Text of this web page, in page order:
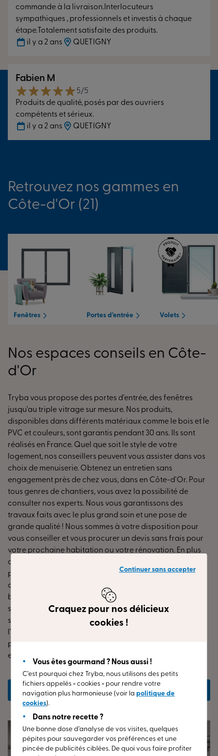
commande à la livraison.Interlocuteurs
sympathiques , professionnels et investis à chaque
étape.Totalement satisfaite des produits.
il y a 2 ans
QUETIGNY
Fabien M
5/5
Produits de qualité, posés par des ouvriers
compétents et sérieux.
il y a 2 ans
QUETIGNY
Retrouvez nos gammes en
Côte-d'Or (21)
Fenêtres Portes d’entrée Volets
Nos espaces conseils en Côte-
d'Or
Tryba vous propose des portes d'entrée, des fenêtres
jusqu'au triple vitrage sur mesure. Nos produits,
disponibles dans différents matériaux comme le bois et le
PVC et couleurs, sont garantis pendant 30 ans. Ils sont
réalisés en France. Quel que soit le style de votre
logement, nos conseillers peuvent vous assister dans vos
choix de menuiserie. Obtenez un entretien sans
engagement près de chez vous, dans en Côte-d'Or. Pour
tous genres de chantiers, vous avez la possibilité de
consulter nos experts. Nous vous garantissons des
travaux faits avec le plus grand soin et une pose de
grande qualité ! Nous sommes à votre disposition pour
vous conseiller et vous procurer un devis sans frais pour
votre prochaine habitation ou votre rénovation. En plus
de nos différentes gammes de produits, Tryba vous
propose une personnalisation à l’aide d’accessoires
contemporains ou traditionnels pour customiser
beaucoup plus vos fenêtres et portes d'entrée. Avec les
solutions de décoration que nous vous proposons, vous
soignez l'apparence de votre intérieur et vous lui offrez
l'élégance que vous souhaitez. Prenez rendez-vous dès à
présent avec notre expert à proximité de chez vous dans
en Côte-d'Or.
Prendre rendez-vous
Continuer sans accepter
Craquez pour nos délicieux
cookies !
Vous êtes gourmand ? Nous aussi !
C’est pourquoi chez Tryba, nous utilisons des petits
fichiers appelés « cookies » pour rendre votre
navigation plus harmonieuse (voir lapolitique de
cookies).
Dans notre recette ?
Une bonne dose d’analyse de vos visites, quelques
pépites pour sauvegarder vos préférences et une
pincée de publicités ciblées. De quoi vous faire profiter